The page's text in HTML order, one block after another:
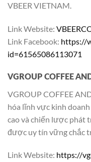
VBEER VIETNAM.
Link Website:
Link Facebook: https://
id=61565086113071
VGROUP COFFEE
VGROUP COFFEE
hóa lĩnh vực kinh
cao và chiến lược phát
được uy tín vững chắc
Link Website: https://